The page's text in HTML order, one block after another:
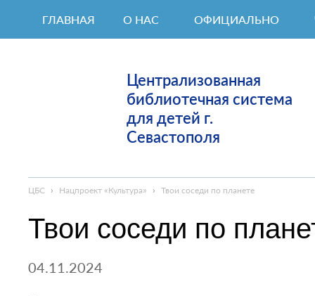
ГЛАВНАЯ О НАС ОФИЦИАЛЬНО
Централизованная
библиотечная система
для детей г.
Севастополя
ЦБС › Нацпроект «Культура» › Твои соседи по планете
Твои соседи по
04.11.2024